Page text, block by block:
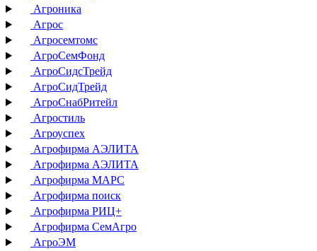
Агроника
Агрос
Агросемтомс
АгроСемФонд
АгроСидсТрейд
АгроСидТрейд
АгроСнабРитейл
Агростиль
Агроуспех
Агрофирма АЭЛИТА
Агрофирма АЭЛИТА
Агрофирма МАРС
Агрофирма поиск
Агрофирма РИЦ+
Агрофирма СемАгро
АгроЭМ